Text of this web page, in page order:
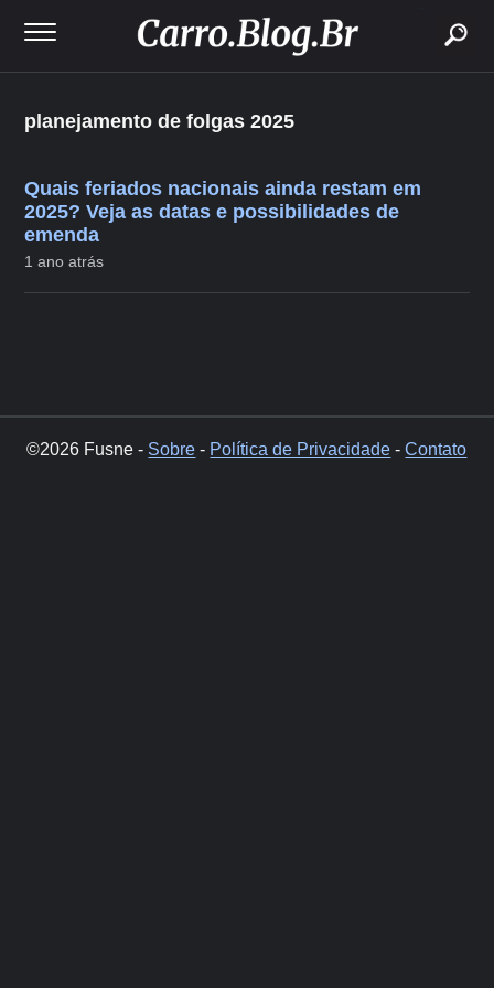
planejamento de folgas 2025
Quais feriados nacionais ainda restam em
2025? Veja as datas e possibilidades de
emenda
1 ano atrás
©2026 Fusne - Sobre - Política de Privacidade -Contato